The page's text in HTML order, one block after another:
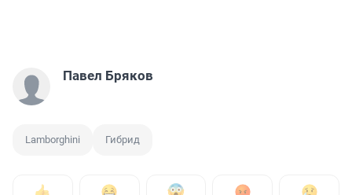
Павел Бряков
Lamborghini Гибрид